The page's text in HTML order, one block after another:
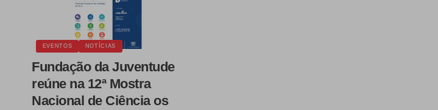
EVENTOS NOTÍCIAS
Fundação da Juventude
reúne na 12ª Mostra
Nacional de Ciência os